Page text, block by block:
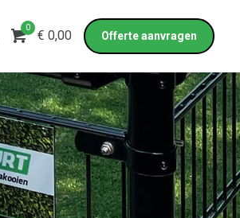
0
€ 0,00 Offerte aanvragen